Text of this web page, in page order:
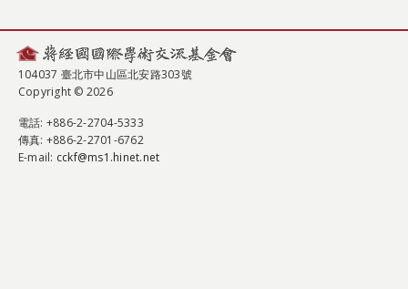
104037 臺北市中山區北安路303號
Copyright © 2026
電話: +886-2-2704-5333
傳真: +886-2-2701-6762
E-mail: cckf@ms1.hinet.net